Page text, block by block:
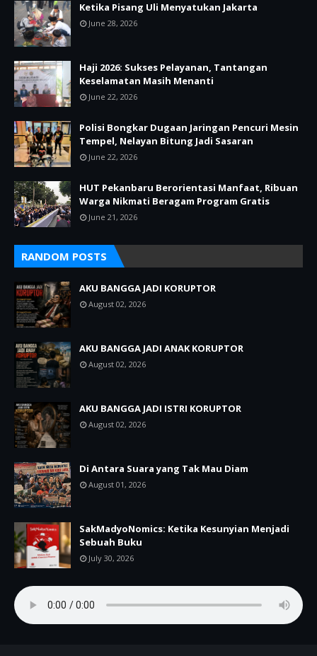
Ketika Pisang Uli Menyatukan Jakarta
June 28, 2026
Haji 2026: Sukses Pelayanan, Tantangan
Keselamatan Masih Menanti
June 22, 2026
Polisi Bongkar Dugaan Jaringan Pencuri Mesin
Tempel, Nelayan Bitung Jadi Sasaran
June 22, 2026
HUT Pekanbaru Berorientasi Manfaat, Ribuan
Warga Nikmati Beragam Program Gratis
June 21, 2026
RANDOM POSTS
AKU BANGGA JADI KORUPTOR
August 02, 2026
AKU BANGGA JADI ANAK KORUPTOR
August 02, 2026
AKU BANGGA JADI ISTRI KORUPTOR
August 02, 2026
Di Antara Suara yang Tak Mau Diam
August 01, 2026
SakMadyoNomics: Ketika Kesunyian Menjadi
Sebuah Buku
July 30, 2026